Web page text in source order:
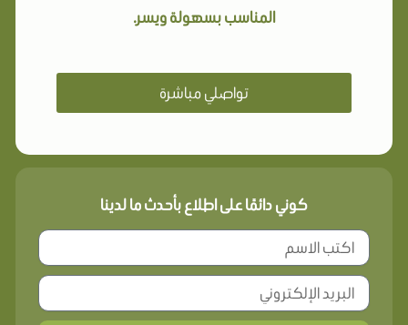
المناسب بسهولة ويسر.
تواصلي مباشرة
كوني دائمًا على اطلاع بأحدث ما لدينا